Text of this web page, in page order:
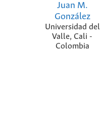
Juan M.
González
Universidad del
Valle, Cali -
Colombia